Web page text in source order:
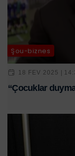
Şou-biznes
18 FEV 2025 |
“Çocuklar